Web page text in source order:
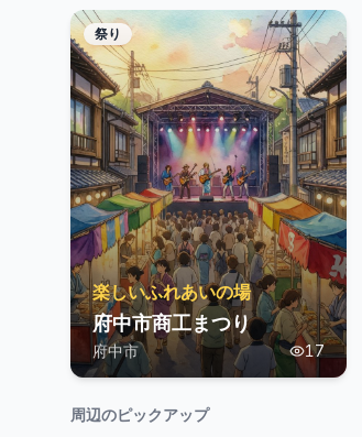
祭り
楽しいふれあいの場
府中市商工まつり
府中市 17
周辺のピックアップ